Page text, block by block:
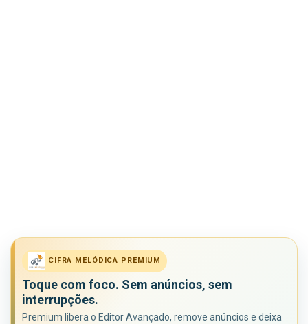
CIFRA MELÓDICA PREMIUM
Toque com foco. Sem anúncios, sem
interrupções.
Premium libera o Editor Avançado, remove anúncios e deixa